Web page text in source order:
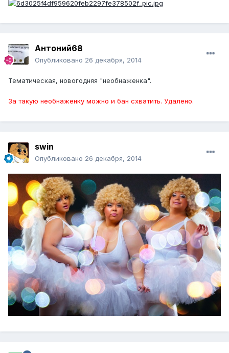
Антоний68
Опубликовано 26 декабря, 2014
Тематическая, новогодняя "необнаженка".
За такую необнаженку можно и бан схватить. Удалено.
swin
Опубликовано 26 декабря, 2014